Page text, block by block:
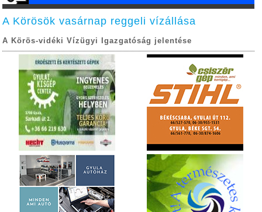
A Körösök vasárnap reggeli vízállása
A Körös-vidéki Vízügyi Igazgatóság jelentése